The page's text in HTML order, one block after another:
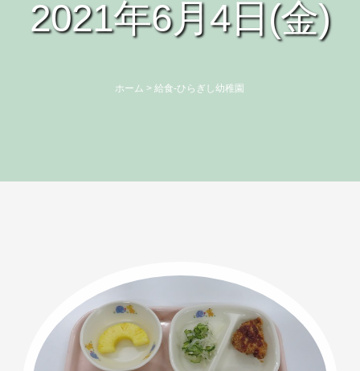
2021年6月4日(金)
ホーム >給食-ひらぎし幼稚園